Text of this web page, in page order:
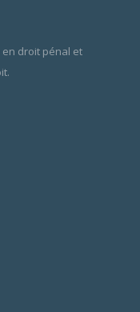
en droit pénal et